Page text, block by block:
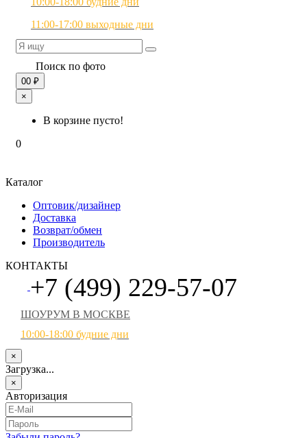
11:00-17:00 выходные дни
Поиск по фото
00 ₽
×
В корзине пусто!
0
Каталог
Оптовик/дизайнер
Доставка
Возврат/обмен
Производитель
КОНТАКТЫ
+7 (499) 229-57-07
ШОУРУМ В МОСКВЕ
10:00-18:00 будние дни
×
Загрузка...
×
Авторизация